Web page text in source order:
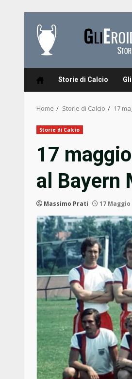
content
Storie di Calcio
Home Storie di Calcio 17
Storie di Calcio
17
al Bayern
Massimo Prati 17 Maggio